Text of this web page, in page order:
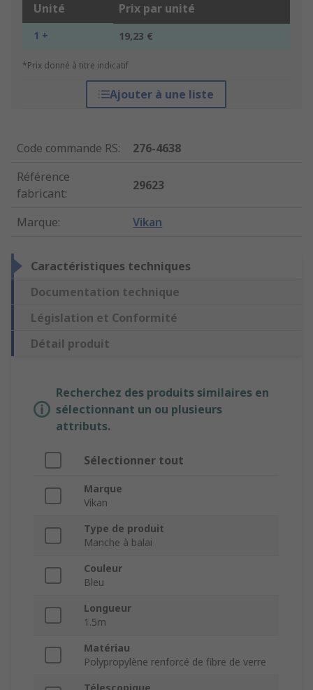
Unité Prix par unité
1 + 19,23 €
*Prix donné à titre indicatif
Ajouter à une liste
Code commande RS:
276-4638
Référence
fabricant:
29623
Marque: Vikan
Caractéristiques techniques
Documentation technique
Législation et Conformité
Détail produit
Recherchez des produits similaires en
sélectionnant un ou plusieurs
attributs.
Sélectionner tout
Marque
Vikan
Type de produit
Manche à balai
Couleur
Bleu
Longueur
1.5m
Matériau
Polypropylène renforcé de fibre de verre